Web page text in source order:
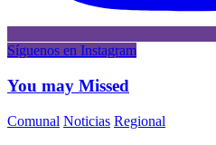
Síguenos en Instagram
You may Missed
Comunal Noticias Regional